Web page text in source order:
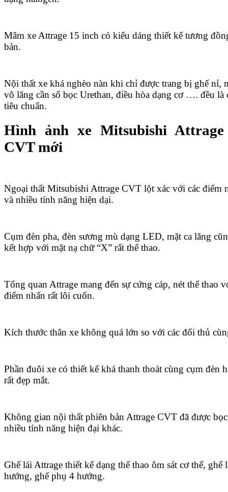
Mâm xe Attrage 15 inch có kiểu dáng thiết kế tương
bản.
Nội thất xe khá nghèo nàn khi chỉ được trang bị ghế nỉ,
vô lăng cần số bọc Urethan, điều hòa dạng cơ …. đều là
tiêu chuẩn.
Hình ảnh xe Mitsubishi Attrage
CVT mới
Ngoại thất Mitsubishi Attrage CVT lột xác với các điểm
và nhiều tính năng hiện dại.
Cụm đèn pha, đèn sương mù dạng LED, mặt ca lăng
kết hợp với mặt nạ chữ “X” rất thể thao.
Tổng quan Attrage mang đến sự cứng cáp, nét thể thao
điểm nhấn rất lôi cuốn.
Kích thước thân xe không quá lớn so với các đối thủ
Phần đuôi xe có thiết kế khá thanh thoát cùng cụm đèn
rất đẹp mắt.
Không gian nội thất phiên bản Attrage CVT đã được
nhiều tính năng hiện đại khác.
Ghế lái Attrage thiết kế dạng thể thao ôm sát cơ thế, ghế
hướng, ghế phụ 4 hướng.